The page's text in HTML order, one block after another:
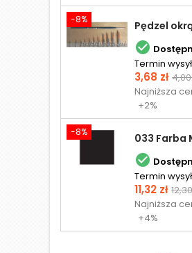
-8% Pędzel

Termin
Cena
3,68 zł 4,00
Najniższa
+2%
-8%

Termin
Cena
11,32 zł
Najniższa
+4%